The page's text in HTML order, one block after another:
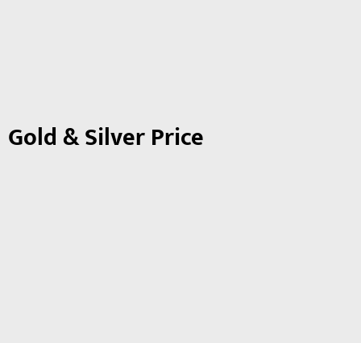
Gold & Silver Price